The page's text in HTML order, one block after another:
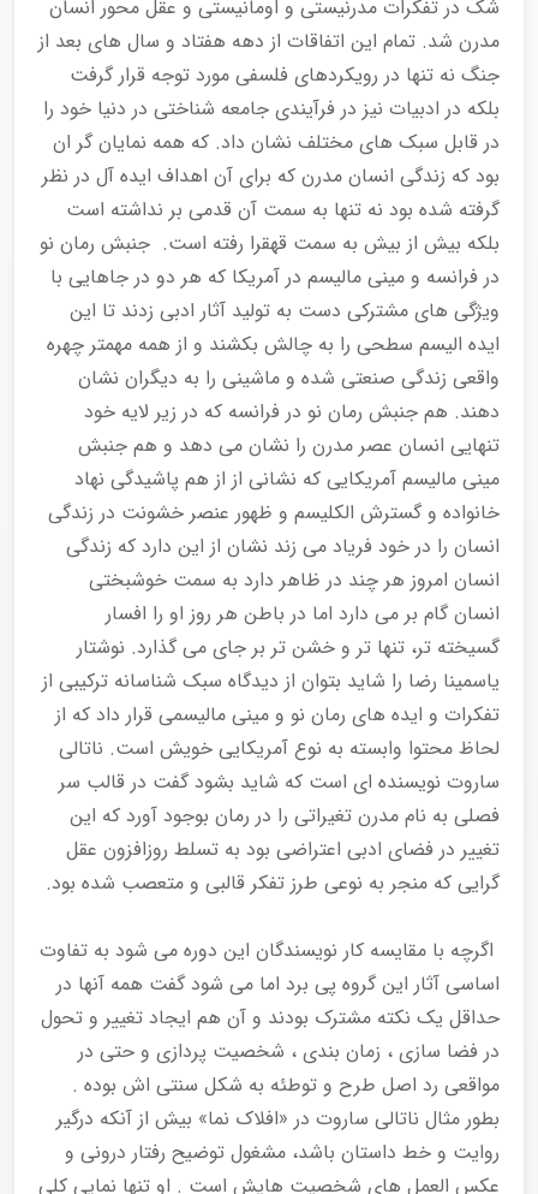
شک در تفکرات مدرنیستی و اومانیستی و عقل محور انسان
مدرن شد. تمام این اتفاقات از دهه هفتاد و سال های بعد از
جنگ نه تنها در رویکردهای فلسفی مورد توجه قرار گرفت
بلکه در ادبیات نیز در فرآیندی جامعه شناختی در دنیا خود را
در قابل سبک های مختلف نشان داد. که همه نمایان گر ان
بود که زندگی انسان مدرن که برای آن اهداف ایده آل در نظر
گرفته شده بود نه تنها به سمت آن قدمی بر نداشته است
بلکه بیش از بیش به سمت قهقرا رفته است. جنبش رمان نو
در فرانسه و مینی مالیسم در آمریکا که هر دو در جاهایی با
ویژگی های مشترکی دست به تولید آثار ادبی زدند تا این
ایده الیسم سطحی را به چالش بکشند و از همه مهمتر چهره
واقعی زندگی صنعتی شده و ماشینی را به دیگران نشان
دهند. هم جنبش رمان نو در فرانسه که در زیر لایه خود
تنهایی انسان عصر مدرن را نشان می دهد و هم جنبش
مینی مالیسم آمریکایی که نشانی از از هم پاشیدگی نهاد
خانواده و گسترش الکلیسم و ظهور عنصر خشونت در زندگی
انسان را در خود فریاد می زند نشان از این دارد که زندگی
انسان امروز هر چند در ظاهر دارد به سمت خوشبختی
انسان گام بر می دارد اما در باطن هر روز او را افسار
گسیخته تر، تنها تر و خشن تر بر جای می گذارد. نوشتار
یاسمینا رضا را شاید بتوان از دیدگاه سبک شناسانه ترکیبی از
تفکرات و ایده های رمان نو و مینی مالیسمی قرار داد که از
لحاظ محتوا وابسته به نوع آمریکایی خویش است. ناتالی
ساروت نویسنده ای است که شاید بشود گفت در قالب سر
فصلی به نام مدرن تغیراتی را در رمان بوجود آورد که این
تغییر در فضای ادبی اعتراضی بود به تسلط روزافزون عقل
گرایی که منجر به نوعی طرز تفکر قالبی و متعصب شده بود.
اگرچه با مقایسه کار نویسندگان این دوره می شود به تفاوت
اساسی آثار این گروه پی برد اما می شود گفت همه آنها در
حداقل یک نکته مشترک بودند و آن هم ایجاد تغییر و تحول
در فضا سازی ، زمان بندی ، شخصیت پردازی و حتی در
مواقعی رد اصل طرح و توطئه به شکل سنتی اش بوده .
بطور مثال ناتالی ساروت در «افلاک نما» بیش از آنکه درگیر
روایت و خط داستان باشد، مشغول توضیح رفتار درونی و
عکس العمل های شخصیت هایش است . او تنها نمایی کلی